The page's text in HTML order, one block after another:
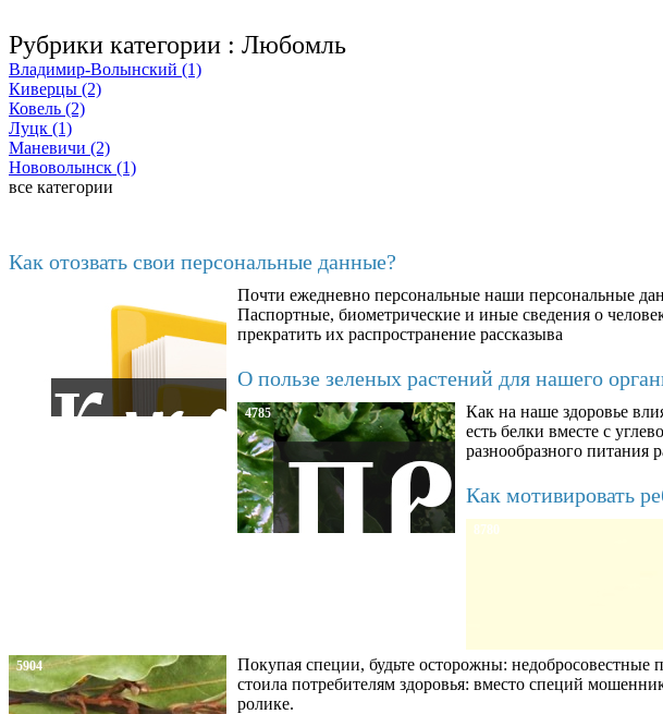
Рубрики категории : Любомль
Владимир-Волынский (1)
Киверцы (2)
Ковель (2)
Луцк (1)
Маневичи (2)
Нововолынск (1)
все категории
Как отозвать свои персональные данные?
Почти ежедневно персональные наши персональные
Паспортные, биометрические и иные сведения о
прекратить их распространение рассказыва
О пользе зеленых растений для нашего
4785
Как на наше здоровье
есть белки вместе с
разнообразного питания
Как мотивировать
8780
5904
Покупая специи, будьте осторожны:
стоила потребителям здоровья: вместо специй
ролике.